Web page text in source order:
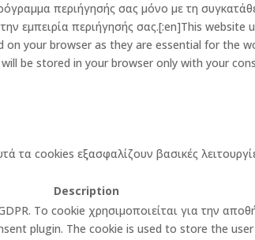
περιήγησής σας μόνο με τη
εμπειρία περιήγησής σας.[:en]This
your browser as they are essential for the
be stored in your browser only with your
cookies εξασφαλίζουν βασικές
Description
Το cookie χρησιμοποιείται για την
plugin. The cookie is used to store the